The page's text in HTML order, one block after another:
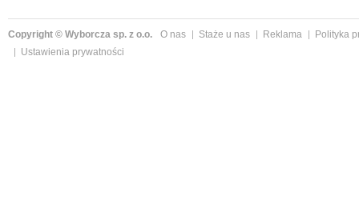
Copyright © Wyborcza sp. z o.o. O nas Staże u nas Reklama
Polityka
Ustawienia prywatności